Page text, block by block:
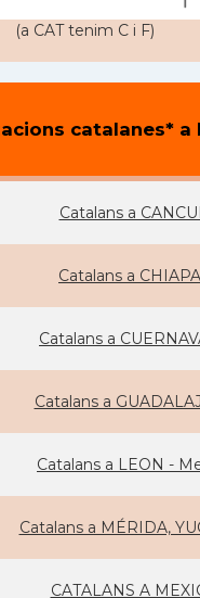
(a CAT tenim C i F)
catalanes* a
Catalans a
Catalans a
Catalans a
Catalans a
Catalans a LEON -
Catalans a MÉRIDA,
CATALANS A